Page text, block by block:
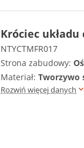
Króciec układu
NTYCTMFR017
Strona zabudowy:
Materiał: Tworzywo
Rozwiń więcej danych